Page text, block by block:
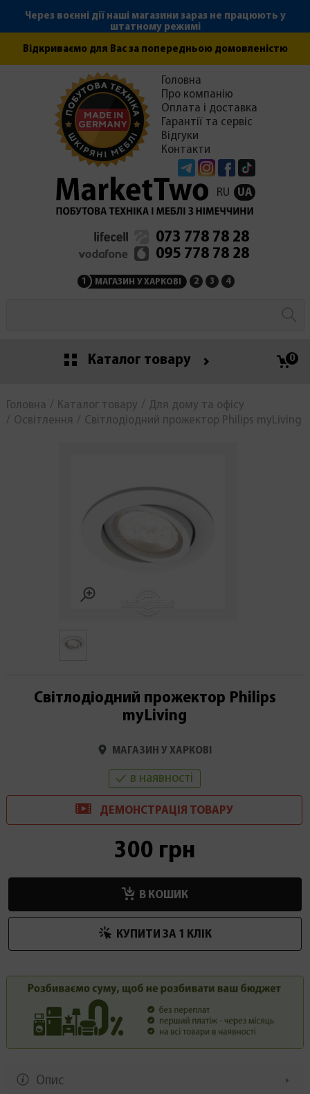
Через воєнні дії наші магазини зараз не працюють у
штатному режимі
Відкриваємо для Вас за попередньою домовленістю
TelegramInstagramFacebook
Головна
Про компанію
Оплата і доставка
Гарантії та сервіс
Відгуки
Контакти
RU UA
073 778 78 28
095 778 78 28
1 МАГАЗИН У ХАРКОВІ 2 МАГАЗИН НА
3 СЕРВІСНИЙ ЦЕНТР
4
Каталог товару 0
Головна Каталог товару
Для дому та офісу
Освітлення
Світлодіодний прожектор Philips myLiving
Світлодіодний прожектор Philips
myLiving
МАГАЗИН У ХАРКОВІ
в наявності
ДЕМОНСТРАЦІЯ ТОВАРУ
300 грн
В КОШИК
КУПИТИ ЗА 1 КЛIК
Опис